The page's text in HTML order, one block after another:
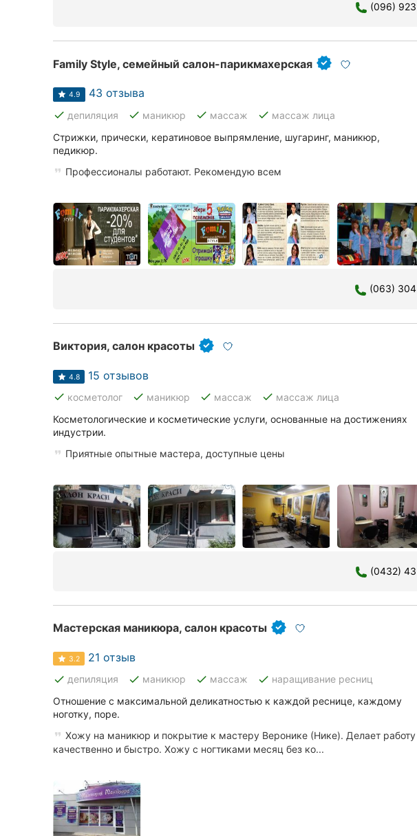
Одесса
Кропивницкий
Харьков
Запорожье
Днепр
Кривой Рог
Херсон
Чернигов
Черкассы
Ивано-Франковск
(096) 923
Family Style, семейный салон-парикмахерская
4.9 43 отзыва
done депиляция done маникюр done массаж done массаж лица
Стрижки, прически, кератиновое выпрямление, шугаринг, маникюр,
педикюр.
Профессионалы работают. Рекомендую всем
(063) 304
Виктория, салон красоты
4.8 15 отзывов
done косметолог done маникюр done массаж done массаж лица
Косметологические и косметические услуги, основанные на достижениях
индустрии.
Приятные опытные мастера, доступные цены
(0432) 43
Мастерская маникюра, салон красоты
3.2 21 отзыв
done депиляция done маникюр done массаж done наращивание ресниц
Отношение с максимальной деликатностью к каждой реснице, каждому
ноготку, поре.
Хожу на маникюр и покрытие к мастеру Веронике (Нике). Делает работу
качественно и быстро. Хожу с ногтиками месяц без ко...